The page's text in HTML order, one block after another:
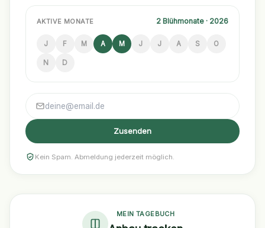
AKTIVE MONATE 2 Blühmonate · 2026
J F M A M J J A S O
N D
Zusenden
Kein Spam. Abmeldung jederzeit möglich.
MEIN TAGEBUCH